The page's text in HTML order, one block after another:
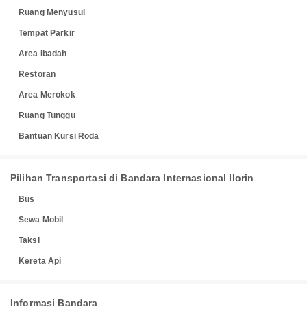
Ruang Menyusui
Tempat Parkir
Area Ibadah
Restoran
Area Merokok
Ruang Tunggu
Bantuan Kursi Roda
Pilihan Transportasi di Bandara Internasional Ilorin
Bus
Sewa Mobil
Taksi
Kereta Api
Informasi Bandara